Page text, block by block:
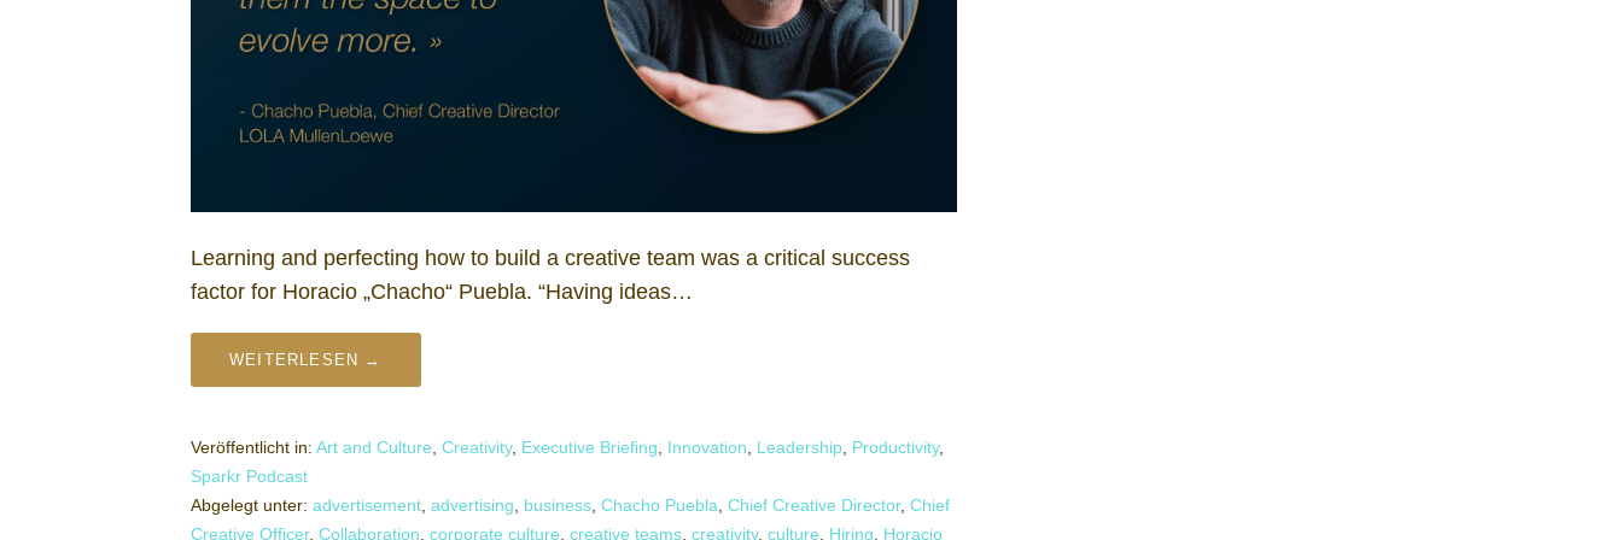
Learning and perfecting how to build a creative team was a critical success
factor for Horacio „Chacho“ Puebla. “Having ideas…
WEITERLESEN →
Veröffentlicht in: Art and Culture, Creativity, Executive Briefing, Innovation, Leadership, Productivity,
Sparkr Podcast
Abgelegt unter: advertisement, advertising, business, Chacho Puebla, Chief Creative Director, Chief
Creative Officer, Collaboration, corporate culture, creative teams, creativity, culture, Hiring, Horacio